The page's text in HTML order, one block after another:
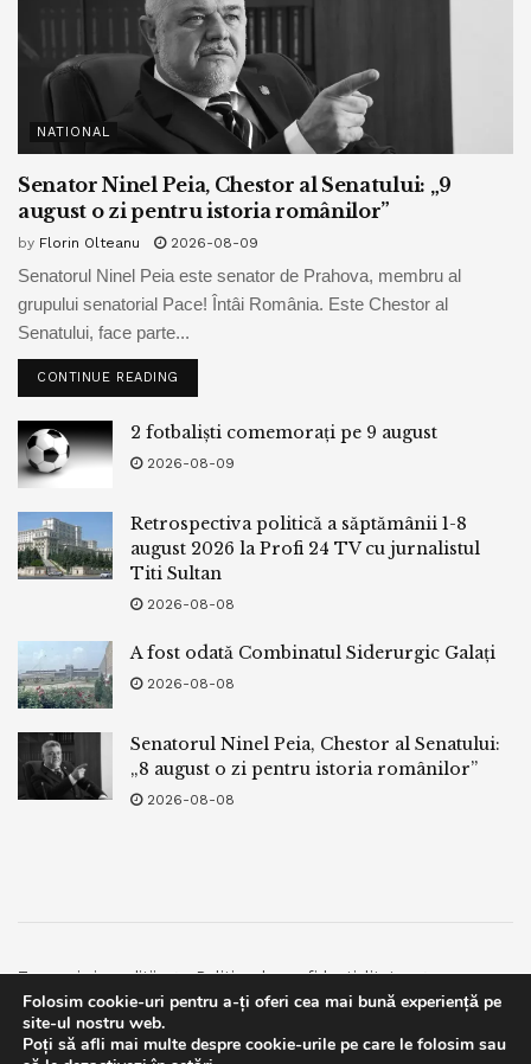
NATIONAL
Senator Ninel Peia, Chestor al Senatului: „9
august o zi pentru istoria românilor”
by Florin Olteanu 2026-08-09
Senatorul Ninel Peia este senator de Prahova, membru al
grupului senatorial Pace! Întâi România. Este Chestor al
Senatului, face parte...
CONTINUE READING
2 fotbaliști comemorați pe 9 august
2026-08-09
Retrospectiva politică a săptămânii 1-8
august 2026 la Profi 24 TV cu jurnalistul
Titi Sultan
2026-08-08
A fost odată Combinatul Siderurgic Galați
2026-08-08
Senatorul Ninel Peia, Chestor al Senatului:
„8 august o zi pentru istoria românilor”
2026-08-08
Termeni si conditii
Politica de confidentialitate
Facebook
Contact
© 2019bpnews- Business & Politics Newsbpnews.
Folosim cookie-uri pentru a-ți oferi cea mai bună experiență pe
site-ul nostru web.
Poți să afli mai multe despre cookie-urile pe care le folosim sau